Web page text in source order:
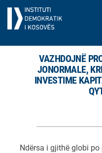
VAZHDOJNË
JONORMALE,
INVESTIME
Ndërsa i gjithë globi